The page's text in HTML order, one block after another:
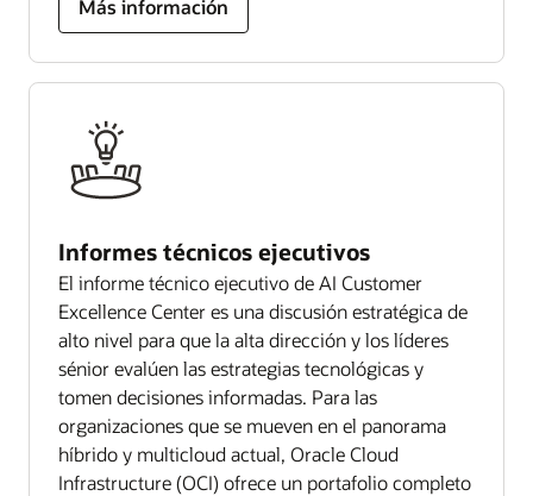
Más información
Informes técnicos ejecutivos
El informe técnico ejecutivo de AI Customer
Excellence Center es una discusión estratégica de
alto nivel para que la alta dirección y los líderes
sénior evalúen las estrategias tecnológicas y
tomen decisiones informadas. Para las
organizaciones que se mueven en el panorama
híbrido y multicloud actual, Oracle Cloud
Infrastructure (OCI) ofrece un portafolio completo